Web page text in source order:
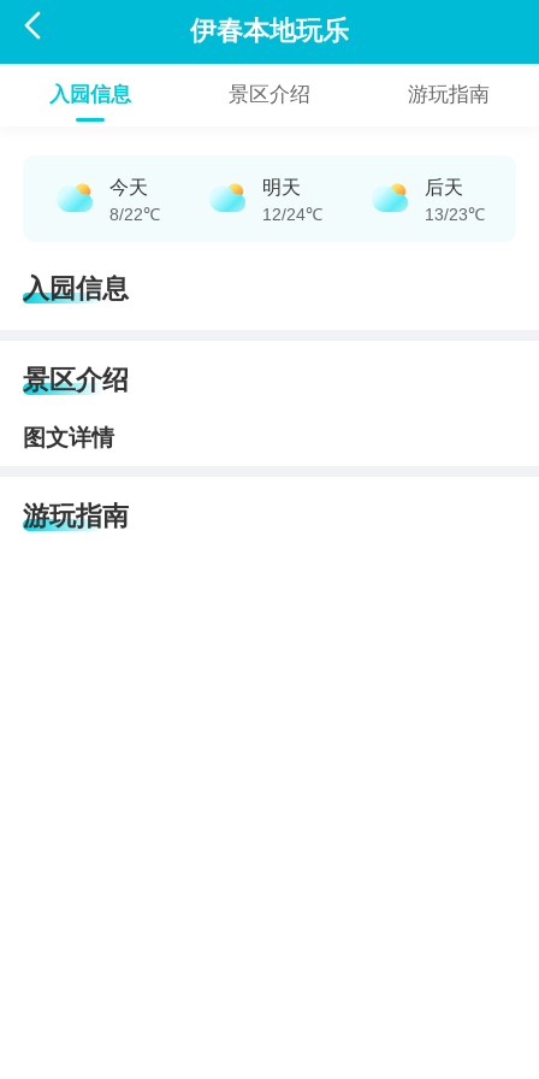
 伊春本地玩乐
入园信息 景区介绍 游玩指南
今天
8/22℃
明天
12/24℃
后天
13/23℃
入园信息
景区介绍
图文详情
游玩指南